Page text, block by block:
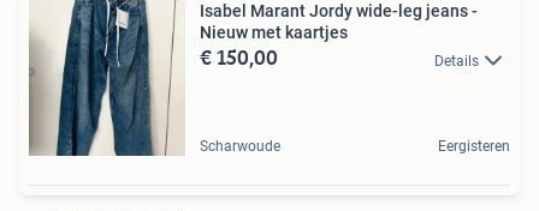
Isabel Marant Jordy wide-leg jeans -
Nieuw met kaartjes
€ 150,00 Details
Scharwoude Eergisteren